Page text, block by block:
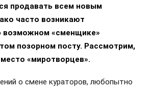
продавать всем новым
часто возникают
возможном «сменщике»
позорном посту. Рассмотрим,
«миротворцев».
о смене кураторов, любопытно